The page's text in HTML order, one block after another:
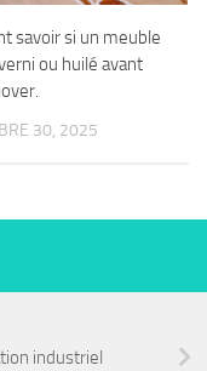
savoir si un meuble
ou huilé avant
30, 2025
industriel